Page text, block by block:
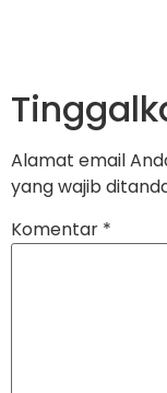
Alamat email
yang wajib
Komentar *